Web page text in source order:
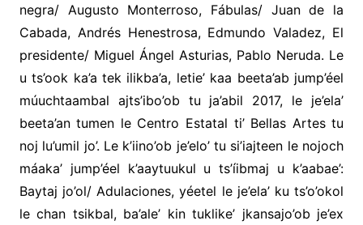
negra/ Augusto Monterroso, Fábulas/ Juan de la
Cabada, Andrés Henestrosa, Edmundo Valadez, El
presidente/ Miguel Ángel Asturias, Pablo Neruda. Le
u ts’ook ka’a tek ilikba’a, letie’ kaa beeta’ab jump’éel
múuchtaambal ajts’ibo’ob tu ja’abil 2017, le je’ela’
beeta’an tumen le Centro Estatal ti’ Bellas Artes tu
noj lu’umil jo’. Le k’iino’ob je’elo’ tu si’iajteen le nojoch
máaka’ jump’éel k’aaytuukul u ts’íibmaj u k’aabae’:
Baytaj jo’ol/ Adulaciones, yéetel le je’ela’ ku ts’o’okol
le chan tsikbal, ba’ale’ kin tuklike’ jkansajo’ob je’ex